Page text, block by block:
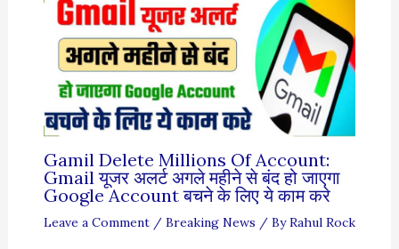
Gamil Delete Millions Of Account:
Gmail यूजर अलर्ट अगले महीने से बंद हो जाएगा
Google Account बचने के लिए ये काम करे
Leave a Comment / Breaking News / ByRahul Rock